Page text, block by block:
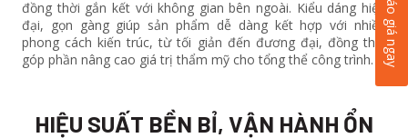
đồng thời gắn kết với không gian bên ngoài. Kiểu dáng hiện
đại, gọn gàng giúp sản phẩm dễ dàng kết hợp với nhiều
phong cách kiến trúc, từ tối giản đến đương đại, đồng thời
góp phần nâng cao giá trị thẩm mỹ cho tổng thể công trình.
HIỆU SUẤT BỀN BỈ, VẬN HÀNH ỔN
Báo giá ngay